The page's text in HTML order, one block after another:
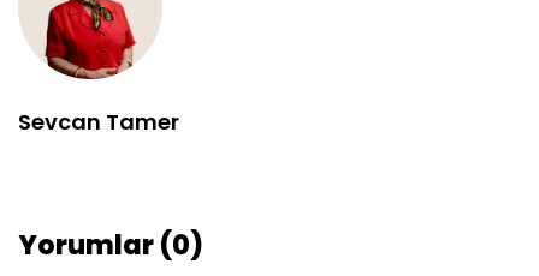
Sevcan Tamer
Yorumlar (0)